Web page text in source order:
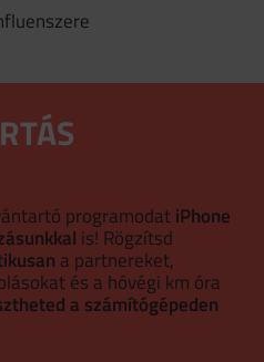
programodatiPhone
is! Rögzítsd
a partnereket,
és a hóvégi km óra
a számítógépeden